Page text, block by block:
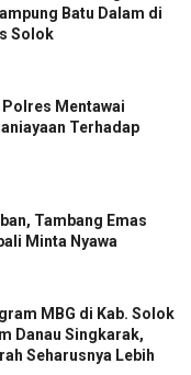
Batu Dalam di
Solok
Mentawai
Terhadap
Tambang Emas
Minta Nyawa
MBG di Kab. Solok
Danau Singkarak,
Seharusnya Lebih